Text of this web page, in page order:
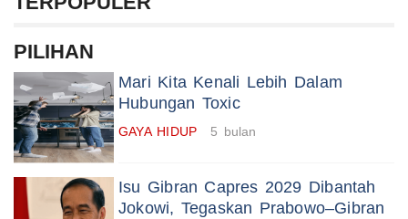
PILIHAN
Mari Kita Kenali Lebih Dalam
Hubungan Toxic
GAYA HIDUP 5 bulan
Isu Gibran Capres 2029 Dibantah
Jokowi, Tegaskan Prabowo–Gibran